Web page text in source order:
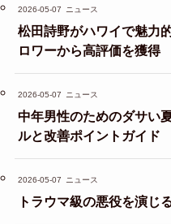
2026-05-07 ニュース
松田詩野がハワイで魅力
ロワーから高評価を獲得
2026-05-07 ニュース
中年男性のためのダサい
ルと改善ポイントガイド
2026-05-07 ニュース
トラウマ級の悪役を演じ